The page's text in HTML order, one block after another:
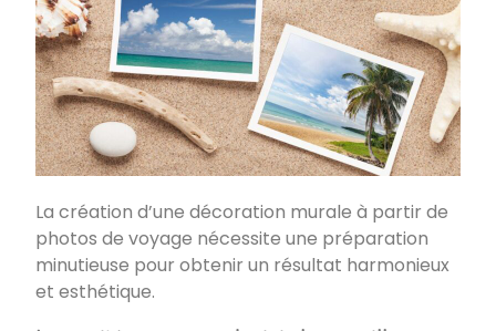
La création d’une décoration murale à partir de
photos de voyage nécessite une préparation
minutieuse pour obtenir un résultat harmonieux
et esthétique.